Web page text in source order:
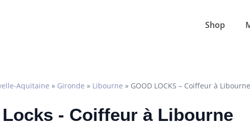
Shop
Aquitaine » Gironde » Libourne » GOOD LOCKS – Coiffeur à Libourne
- Coiffeur à Libourne